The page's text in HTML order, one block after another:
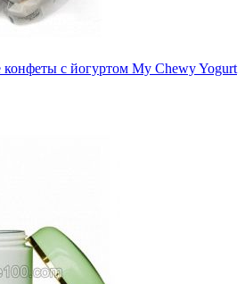
с йогуртом My Chewy Yogurt